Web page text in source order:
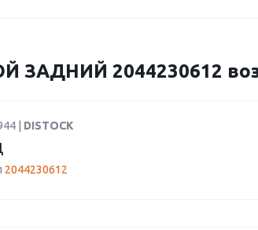
2044230612
| DISTOCK
2044230612